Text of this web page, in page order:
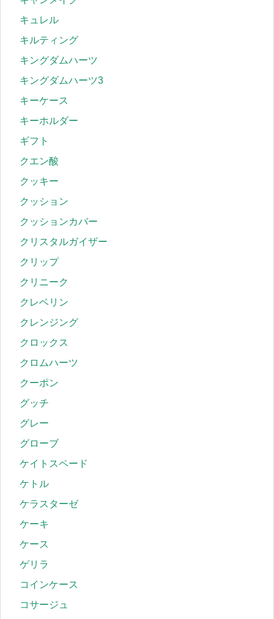
キュレル
キルティング
キングダムハーツ
キングダムハーツ3
キーケース
キーホルダー
ギフト
クエン酸
クッキー
クッション
クッションカバー
クリスタルガイザー
クリップ
クリニーク
クレベリン
クレンジング
クロックス
クロムハーツ
クーポン
グッチ
グレー
グローブ
ケイトスペード
ケトル
ケラスターゼ
ケーキ
ケース
ゲリラ
コインケース
コサージュ